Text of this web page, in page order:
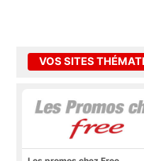
VOS SITES